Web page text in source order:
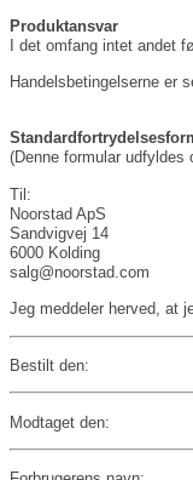
Produktansvar
I det omfang intet andet
Handelsbetingelserne er
(Denne formular
Til:
Noorstad ApS
Sandvigvej 14
6000 Kolding
salg@noorstad.com
Jeg meddeler herved, at
Bestilt den:
Modtaget den: